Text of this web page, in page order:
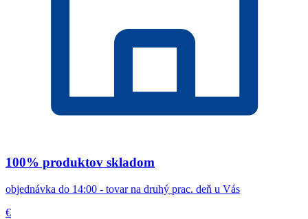
100% produktov skladom
objednávka do 14:00 - tovar na druhý prac. deň u Vás
€